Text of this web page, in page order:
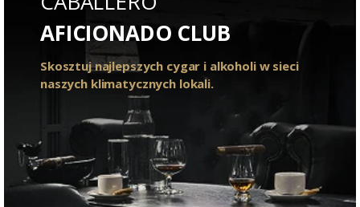
AFICIONADO CLUB
Skosztuj najlepszych cygar i alkoholi w sieci
naszych klimatycznych lokali.